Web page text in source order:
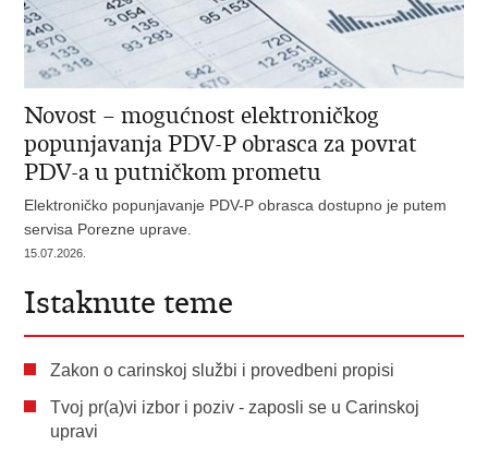
Novost – mogućnost elektroničkog
popunjavanja PDV-P obrasca za povrat
PDV-a u putničkom prometu
Elektroničko popunjavanje PDV-P obrasca dostupno je putem
servisa Porezne uprave.
15.07.2026.
Istaknute teme
Zakon o carinskoj službi i provedbeni propisi
Tvoj pr(a)vi izbor i poziv - zaposli se u Carinskoj
upravi